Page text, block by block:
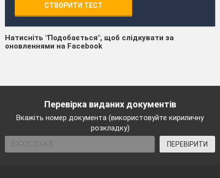
СТВОРИТИ ТЕСТ
Натисніть "Подобається", щоб слідкувати за
оновленнями на Facebook
Перевірка виданих документів
Вкажіть номер документа (використовуйте кириличну
розкладку)
ПЕРЕВІРИТИ